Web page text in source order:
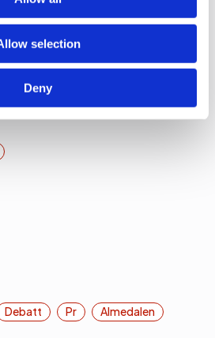
selection
Deny
snabbskiftar
Geelmuyden Kiese
för corporate
Debatt Pr Almedalen